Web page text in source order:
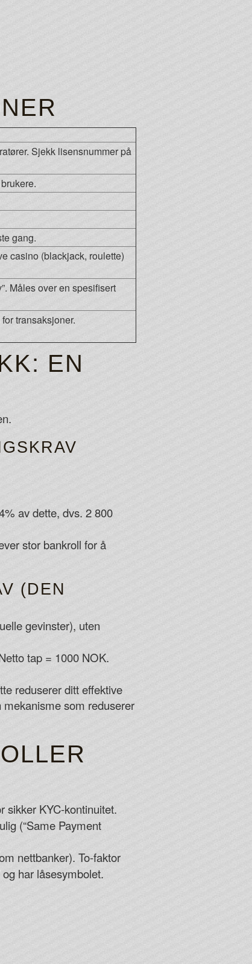
Sjekk lisensnummer på
gang.
casino (blackjack, roulette)
Måles over en spesifisert
transaksjoner.
EN
av dette, dvs. 2 800
stor bankroll for å
(DEN
gevinster), uten
tap = 1000 NOK.
reduserer ditt effektive
som reduserer
sikker KYC-kontinuitet.
(“Same Payment
nettbanker). To-faktor
har låsesymbolet.